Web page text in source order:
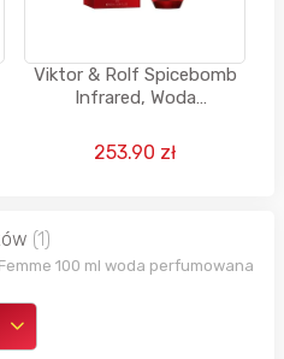
Viktor & Rolf Spicebomb
Infrared, Woda
mężczyzn, 90 ML
253.90 zł
(1)
100 ml woda perfumowana